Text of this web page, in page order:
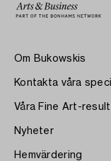
Om Bukowskis
Kontakta våra
Våra Fine Art-
Nyheter
Hemvärdering